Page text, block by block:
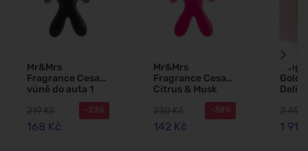
Mr&Mrs
Fragrance Cesare
vůně do auta 1
219 Kč
168 Kč
-23%
Mr&Mrs
Fragrance Cesare
Citrus & Musk
vůně do auta
230 Kč
142 Kč
-38%
voda
ml
2 491
1 917